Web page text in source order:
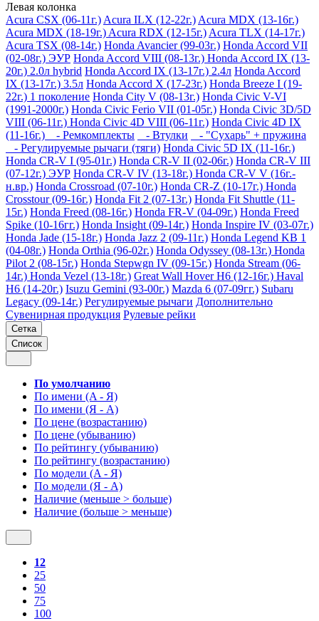
Левая колонка
Acura CSX (06-11г.)Acura ILX (12-22г.)Acura MDX (13-16г.)
Acura MDX (18-19г.)Acura RDX (12-15г.)Acura TLX (14-17г.)
Acura TSX (08-14г.) Honda Avancier (99-03г.) Honda Accord VII
(02-08г.) ЭУР Honda Accord VIII (08-13г.) Honda Accord IX (13-
20г.) 2.0л hybrid Honda Accord IX (13-17г.) 2.4л Honda Accord
IX (13-17г.) 3.5л Honda Accord X (17-23г.) Honda Breeze I (19-
22г.) 1 поколение Honda City V (08-13г.) Honda Civic V-VI
(1991-2000г.) Honda Civic Ferio VII (01-05г.) Honda Civic 3D/5D
VIII (06-11г.) Honda Civic 4D VIII (06-11г.) Honda Civic 4D IX
(11-16г.)
- Ремкомплекты - Втулки
- "Сухарь" + пружина
- Регулируемые рычаги (тяги) Honda Civic 5D IX (11-16г.)
Honda CR-V I (95-01г.) Honda CR-V II (02-06г.) Honda CR-V III
(07-12г.) ЭУР Honda CR-V IV (13-18г.) Honda CR-V V (16г.-
н.вр.) Honda Crossroad (07-10г.) Honda CR-Z (10-17г.) Honda
Crosstour (09-16г.) Honda Fit 2 (07-13г.) Honda Fit Shuttle (11-
15г.) Honda Freed (08-16г.) Honda FR-V (04-09г.) Honda Freed
Spike (10-16гг.) Honda Insight (09-14г.) Honda Inspire IV (03-07г.)
Honda Jade (15-18г.) Honda Jazz 2 (09-11г.) Honda Legend KB 1
(04-08г.) Honda Orthia (96-02г.) Honda Odyssey (08-13г.) Honda
Pilot 2 (08-15г.) Honda Stepwgn IV (09-15г.) Honda Stream (06-
14г.) Honda Vezel (13-18г.) Great Wall Hover H6 (12-16г.) Haval
H6 (14-20г.) Isuzu Gemini (93-00г.) Mazda 6 (07-09гг.) Subaru
Legacy (09-14г.) Регулируемые рычаги Дополнительно
Сувенирная продукция Рулевые рейки
Сетка
Список
По умолчанию
По имени (A - Я)
По имени (Я - A)
По цене (возрастанию)
По цене (убыванию)
По рейтингу (убыванию)
По рейтингу (возрастанию)
По модели (A - Я)
По модели (Я - A)
Наличие (меньше > больше)
Наличие (больше > меньше)
12
25
50
75
100